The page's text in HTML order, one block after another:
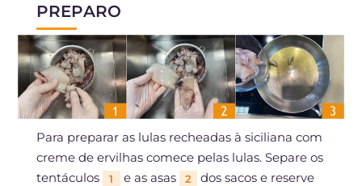
PREPARO
Para preparar as lulas recheadas à siciliana com
creme de ervilhas comece pelas lulas. Separe os
tentáculos
1 e as asas 2
dos sacos e reserve